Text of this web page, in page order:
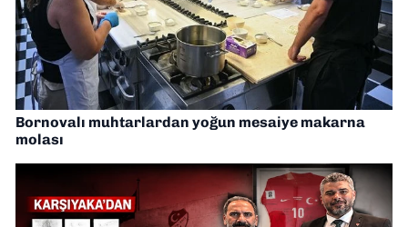
Bornovalı muhtarlardan yoğun mesaiye makarna
molası